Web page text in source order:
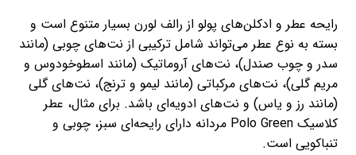
رایحه عطر و ادکلن‌های پولو از رالف لورن بسیار متنوع است و
بسته به نوع عطر می‌تواند شامل ترکیبی از نت‌های چوبی (مانند
سدر و چوب صندل)، نت‌های آروماتیک (مانند اسطوخودوس و
مریم گلی)، نت‌های مرکباتی (مانند لیمو و ترنج)، نت‌های گلی
(مانند رز و یاس) و نت‌های ادویه‌ای باشد. برای مثال، عطر
کلاسیک Polo Green مردانه دارای رایحه‌ای سبز، چوبی و
تنباکویی است.